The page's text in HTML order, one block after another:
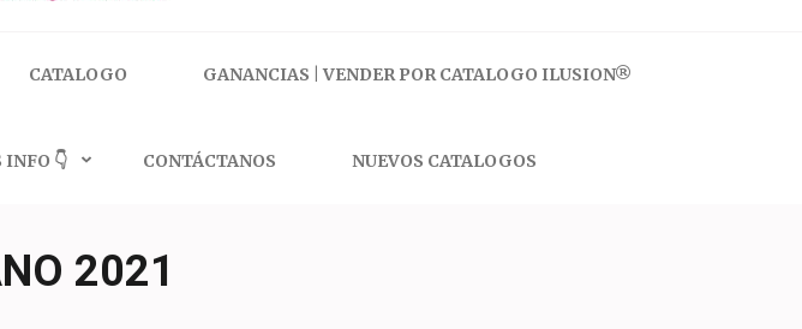
CATALOGO GANANCIAS | VENDER POR CATALOGO ILUSION®
👇 CONTÁCTANOS NUEVOS CATALOGOS
2021